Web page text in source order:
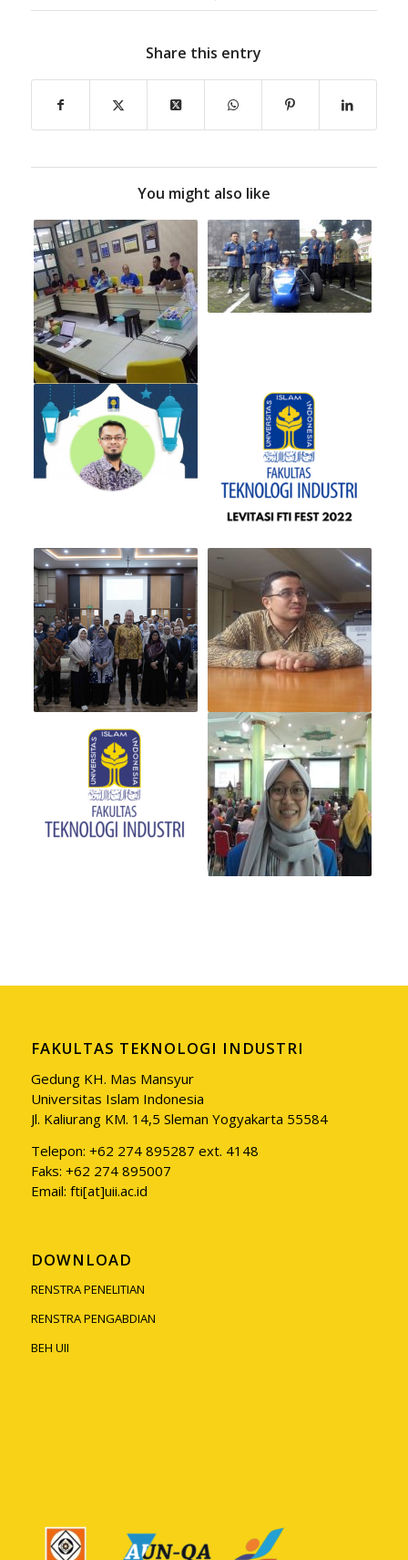
Share this entry
You might also like
FAKULTAS TEKNOLOGI INDUSTRI
Gedung KH. Mas Mansyur
Universitas Islam Indonesia
Jl. Kaliurang KM. 14,5 Sleman Yogyakarta 55584
Telepon: +62 274 895287 ext. 4148
Faks: +62 274 895007
Email: fti[at]uii.ac.id
DOWNLOAD
RENSTRA PENELITIAN
RENSTRA PENGABDIAN
BEH UII